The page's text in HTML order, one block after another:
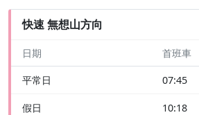
快速 無想山方向
日期 首班車
平常日 07:45
假日 10:18